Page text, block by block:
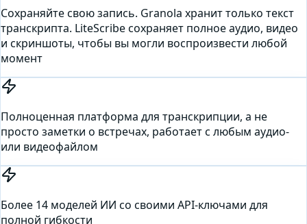
Сохраняйте свою запись. Granola хранит только текст
транскрипта. LiteScribe сохраняет полное аудио, видео
и скриншоты, чтобы вы могли воспроизвести любой
момент
Полноценная платформа для транскрипции, а не
просто заметки о встречах, работает с любым аудио-
или видеофайлом
Более 14 моделей ИИ со своими API-ключами для
полной гибкости